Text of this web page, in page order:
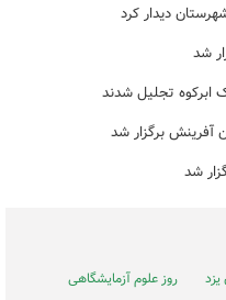
شد
ابرکوه تجلیل شدند
برگزار شد
شد
روز علوم آزمایشگاهی